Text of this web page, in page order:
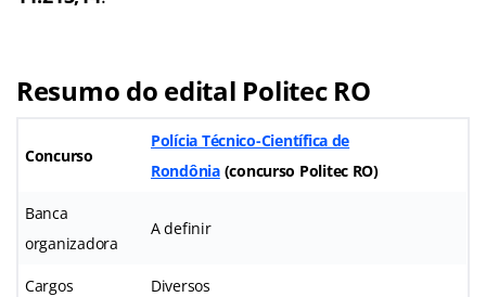
Resumo do edital Politec RO
Concurso
Polícia Técnico-Científica de
Rondônia(concurso Politec RO)
Banca
organizadora
A definir
Cargos Diversos